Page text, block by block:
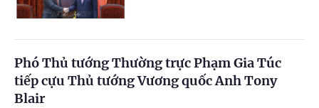
Phó Thủ tướng Thường trực Phạm Gia Túc
tiếp cựu Thủ tướng Vương quốc Anh Tony
Blair